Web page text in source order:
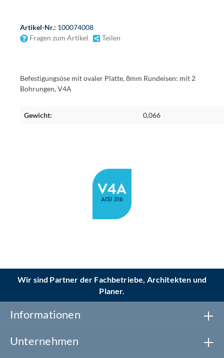
Artikel-Nr.: 100074008
Fragen zum Artikel
Teilen
Befestigungsöse mit ovaler Platte, 8mm Rundeisen: mit 2
Bohrungen, V4A
Gewicht: 0,066
Wir sind Partner der Fachbetriebe, Architekten und
Planer.
Informationen
Unternehmen